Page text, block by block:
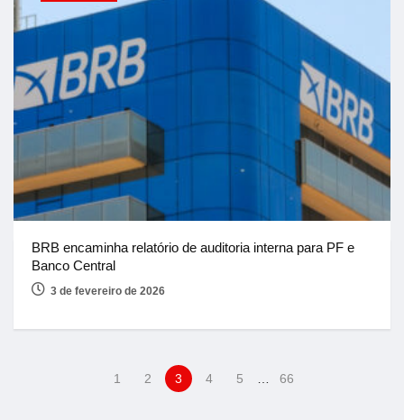
BRB encaminha relatório de auditoria interna para PF e
Banco Central
3 de fevereiro de 2026
1 2 3 4 5 66